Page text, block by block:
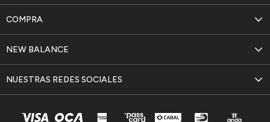
NEW BALANCE
COMPRA
NUESTRAS REDES SOCIALES